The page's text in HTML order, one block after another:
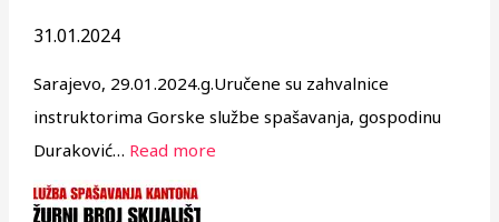
31.01.2024
Sarajevo, 29.01.2024.g.Uručene su zahvalnice
instruktorima Gorske službe spašavanja, gospodinu
Duraković… Read more